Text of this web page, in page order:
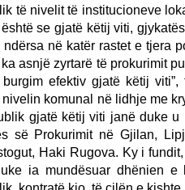
të nivelit të institucioneve
është se gjatë këtij viti,
ndërsa në katër rastet e tjera
asnjë zyrtarë të prokurimit
efektiv gjatë këtij
komunal në lidhje me
gjatë këtij viti janë duke
së Prokurimit në Gjilan,
Haki Rugova. Ky i
ia mundësuar dhënien e